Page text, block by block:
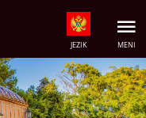
MENI
JEZIK